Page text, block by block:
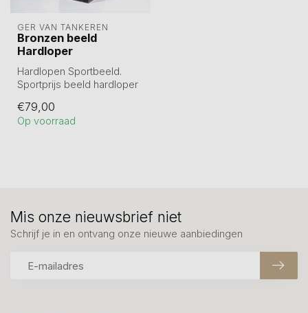
GER VAN TANKEREN
Bronzen beeld
Hardloper
Hardlopen Sportbeeld.
Sportprijs beeld hardloper
legeri...
€79,00
Op voorraad
Mis onze nieuwsbrief niet
Schrijf je in en ontvang onze nieuwe aanbiedingen